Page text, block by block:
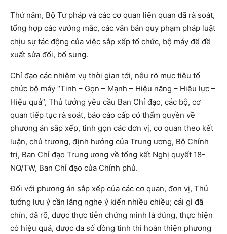
Thứ năm, Bộ Tư pháp và các cơ quan liên quan đã rà soát,
tổng hợp các vướng mắc, các văn bản quy phạm pháp luật
chịu sự tác động của việc sắp xếp tổ chức, bộ máy để đề
xuất sửa đổi, bổ sung.
Chỉ đạo các nhiệm vụ thời gian tới, nêu rõ mục tiêu tổ
chức bộ máy “Tinh – Gọn – Mạnh – Hiệu năng – Hiệu lực –
Hiệu quả”, Thủ tướng yêu cầu Ban Chỉ đạo, các bộ, cơ
quan tiếp tục rà soát, báo cáo cấp có thẩm quyền về
phương án sắp xếp, tinh gọn các đơn vị, cơ quan theo kết
luận, chủ trương, định hướng của Trung ương, Bộ Chính
trị, Ban Chỉ đạo Trung ương về tổng kết Nghị quyết 18-
NQ/TW, Ban Chỉ đạo của Chính phủ.
Đối với phương án sắp xếp của các cơ quan, đơn vị, Thủ
tướng lưu ý cần lắng nghe ý kiến nhiều chiều; cái gì đã
chín, đã rõ, được thực tiễn chứng minh là đúng, thực hiện
có hiệu quả, được đa số đồng tình thì hoàn thiện phương